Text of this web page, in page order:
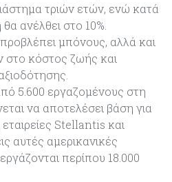
τριών ετών, ενώ κατά
ανέλθει στο 10%.
μπόνους, αλλά και
κόστος ζωής και
5.600 εργαζομένους στη
να αποτελέσει βάση για
Stellantis και
αυτές αμερικανικές
περίπου 18.000